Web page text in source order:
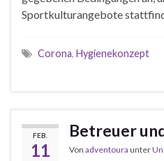
Sportkulturangebote
Corona, Hygienekonzept
FEB.
11
Betreuer
Von adventoura unter